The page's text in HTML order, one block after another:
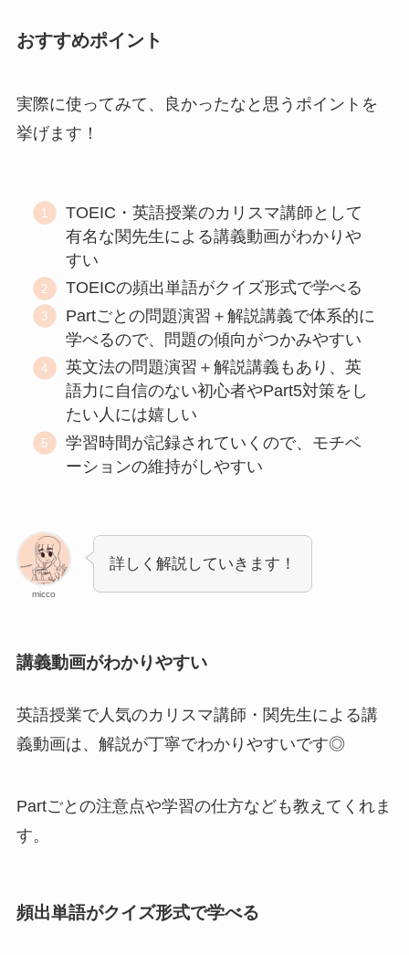
おすすめポイント
実際に使ってみて、良かったなと思うポイントを
挙げます！
TOEIC・英語授業のカリスマ講師として
有名な関先生による講義動画がわかりや
すい
TOEICの頻出単語がクイズ形式で学べる
Partごとの問題演習＋解説講義で体系的に
学べるので、問題の傾向がつかみやすい
英文法の問題演習＋解説講義もあり、英
語力に自信のない初心者やPart5対策をし
たい人には嬉しい
学習時間が記録されていくので、モチベ
ーションの維持がしやすい
micco
詳しく解説していきます！
講義動画がわかりやすい
英語授業で人気のカリスマ講師・関先生による講
義動画は、解説が丁寧でわかりやすいです◎
Partごとの注意点や学習の仕方なども教えてくれま
す。
頻出単語がクイズ形式で学べる